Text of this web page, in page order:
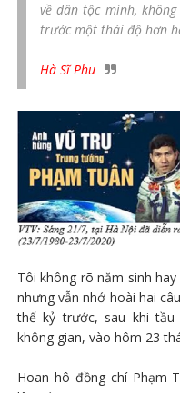
về dân tộc mình,
trước một thái độ hơn
Hà Sĩ Phu
Tôi không rõ năm sinh
nhưng vẫn nhớ hoài hai
thế kỷ trước, sau khi
không gian, vào hôm 23
Hoan hô đồng chí Phạm